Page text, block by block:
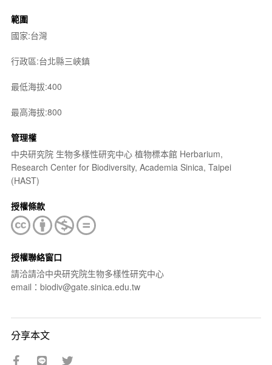
範圍
國家:台灣
行政區:台北縣三峽鎮
最低海拔:400
最高海拔:800
管理權
中央研究院 生物多樣性研究中心 植物標本館 Herbarium,
Research Center for Biodiversity, Academia Sinica, Taipei
(HAST)
授權條款
授權聯絡窗口
請洽請洽中央研究院生物多樣性研究中心
email：biodiv@gate.sinica.edu.tw
分享本文